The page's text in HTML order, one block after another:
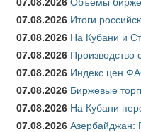
07.08.2026 Итоги
07.08.2026 На Кубани и
07.08.2026 Производство
07.08.2026 Индекс цен
07.08.2026 Биржевые
07.08.2026 На Кубани
07.08.2026 Азербайджан: